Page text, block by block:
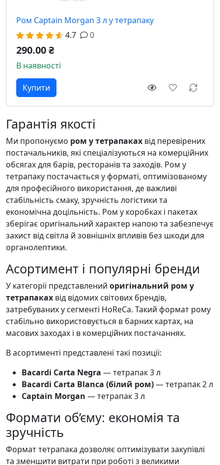
Ром Captain Morgan 3 л у тетрапаку
4.7
0
290.00 ₴
В наявності
Гарантія якості
Ми пропонуємо ром у тетрапаках від перевірених
постачальників, які спеціалізуються на комерційних
обсягах для барів, ресторанів та заходів. Ром у
тетрапаку постачається у форматі, оптимізованому
для професійного використання, де важливі
стабільність смаку, зручність логістики та
економічна доцільність. Ром у коробках і пакетах
зберігає оригінальний характер напою та забезпечує
захист від світла й зовнішніх впливів без шкоди для
органолептики.
Асортимент і популярні бренди
У категорії представлений оригінальний ром у
тетрапаках від відомих світових брендів,
затребуваних у сегменті HoReCa. Такий формат рому
стабільно використовується в барних картах, на
масових заходах і в комерційних постачаннях.
В асортименті представлені такі позиції:
Bacardi Carta Negra — тетрапак 3 л
Bacardi Carta Blanca (білий ром)— тетрапак 2 л
Captain Morgan — тетрапак 3 л
Формати об’єму: економія та
зручність
Формат тетрапака дозволяє оптимізувати закупівлі
та зменшити витрати при роботі з великими